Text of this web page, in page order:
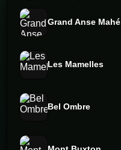
Grand Anse Mahé
Les Mamelles
Bel Ombre